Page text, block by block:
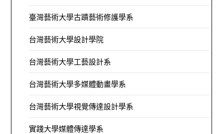
臺灣藝術大學古蹟藝術修護學系
台灣藝術大學設計學院
台灣藝術大學工藝設計系
台灣藝術大學多媒體動畫學系
台灣藝術大學視覺傳達設計學系
實踐大學媒體傳達學系